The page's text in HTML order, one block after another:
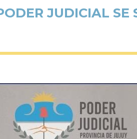
JUDICIAL